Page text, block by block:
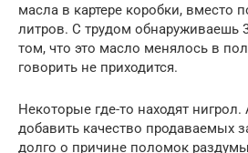
масла в картере коробки, вместо
литров. С трудом обнаруживаешь
том, что это масло менялось в
говорить не приходится.
Некоторые где-то находят
добавить качество продаваемых
долго о причине поломок